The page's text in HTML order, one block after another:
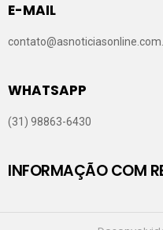
E-MAIL
WHATSAPP
(31) 98863-6430
INFORMAÇÃO COM